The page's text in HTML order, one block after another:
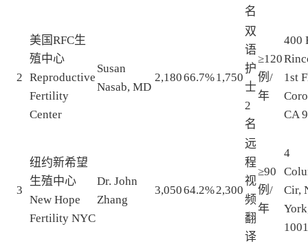
名
2
美国RFC生
殖中心
Reproductive
Fertility
Center
Susan
Nasab, MD
2,18066.7%1,750
双
语
护
士
2
名
≥120
例/
年
400
1st
CA
3
纽约新希望
生殖中心
New Hope
Fertility NYC
Dr. John
Zhang
3,05064.2%2,300
远
程
视
频
翻
译
≥90
例/
年
4
Cir,